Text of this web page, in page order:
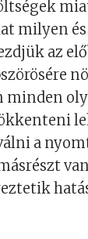
milyen
az
minden
a